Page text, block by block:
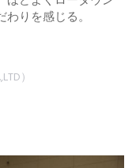
りを感じる。
）